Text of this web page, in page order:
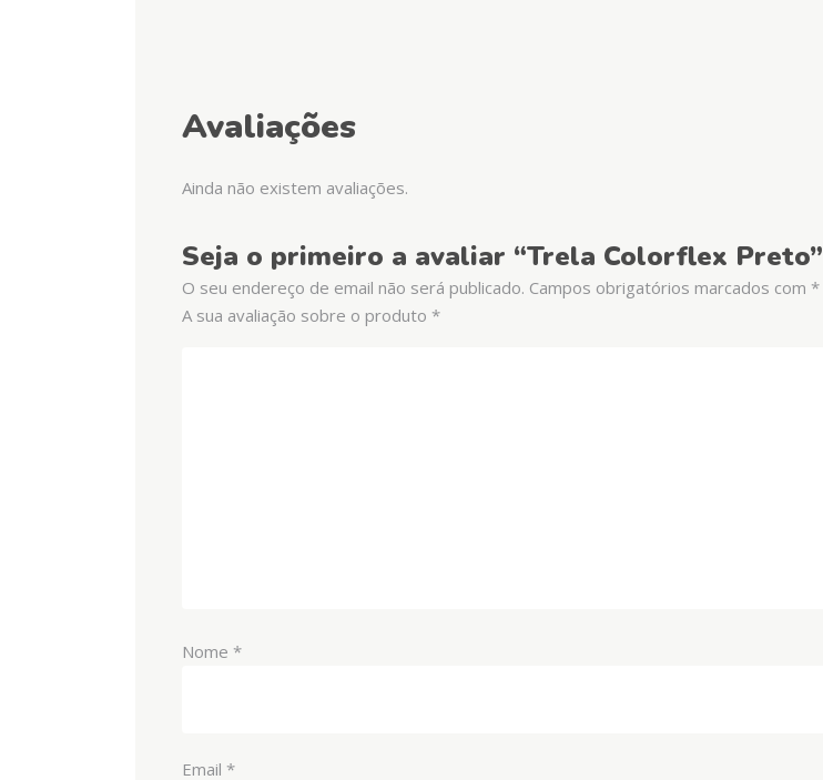
Avaliações
Ainda não existem avaliações.
Seja o primeiro a avaliar “Trela Colorflex Preto”
O seu endereço de email não será publicado. Campos obrigatórios marcados com *
A sua avaliação sobre o produto *
Nome *
Email *